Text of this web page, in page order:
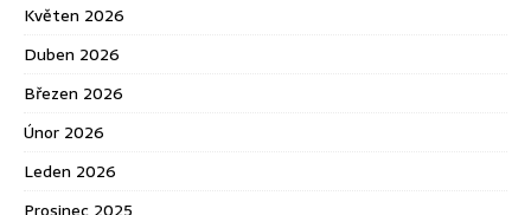
Květen 2026
Duben 2026
Březen 2026
Únor 2026
Leden 2026
Prosinec 2025